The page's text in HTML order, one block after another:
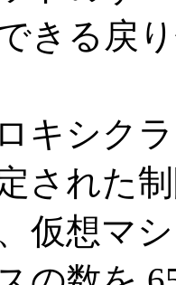
きる戻
キシク
された
仮想マ